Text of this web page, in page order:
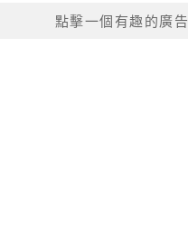
點擊一個有趣的廣告